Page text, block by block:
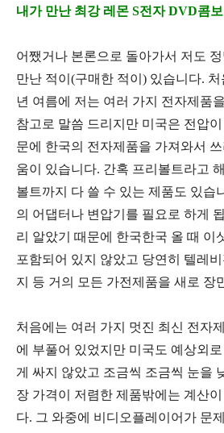
내가 만난 최강 레몬 S전자 DVD콤보
어쨌거나 본론으로 돌아가서 저도
만난 적이 (구매한 적이 ) 있습니다. 처
년 여름에 저는 여러 가지 전자제품
참고로 말씀 드리지만 미국은 전압이
문에 한국의 전자제품을 가져와서
움이 있습니다. 간혹 프리볼트라고
볼트까지 다 쓸 수 있는 제품도 있습
의 어댑터나 변압기를 필요로 하게
리 알았기 때문에 한국한국 올 때 이
포함되어 있지 않았고 당연히 텔레비
지 등 거의 모든 가전제품을 새로 장
처음에는 여러 가지 멋진 최신 전자
에 부풀어 있었지만 미국도 예상외
게 싸지 않았고 조금씩 조금씩 눈을
장 가격이 저렴한 제품밖에는 계산
다. 그 와중에 비디오플레이어가 문